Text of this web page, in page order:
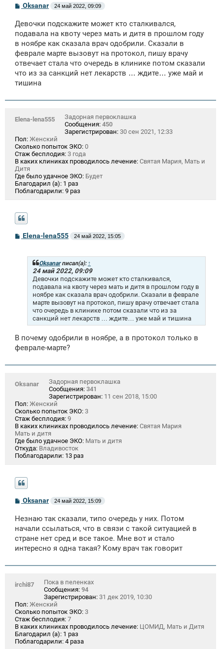
С
б
щ
е
н
и
Oksanar 24 май 2022, 09:09
Девочки подскажите может кто сталкивался,
подавала на квоту через мать и дитя в прошлом году
в ноябре как сказала врач одобрили. Сказали в
феврале марте вызовут на протокол, пишу врачу
отвечает стала что очередь в клинике потом сказали
что из за санкций нет лекарств … ждите… уже май и
тишина
Elena-lena555
Задорная первоклашка
Сообщения: 450
Зарегистрирован: 30 сен 2021, 12:33
Пол: Женский
Сколько попыток ЭКО: 0
Стаж бесплодия: 3 года
В каких клиниках проводилось лечение: Святая Мария, Мать и
Дитя
Где было удачное ЭКО: Будет
Благодарил (а): 1 раз
Поблагодарили: 9 раз
СElena-lena555 24 май 2022, 15:05
Oksanarписал(а): ↑
24 май 2022, 09:09
Девочки подскажите может кто сталкивался,
подавала на квоту через мать и дитя в прошлом году в
ноябре как сказала врач одобрили. Сказали в феврале
марте вызовут на протокол, пишу врачу отвечает стала
что очередь в клинике потом сказали что из за
санкций нет лекарств … ждите… уже май и тишина
В почему одобрили в ноябре, а в протокол только в
феврале-марте?
Oksanar
Задорная первоклашка
Сообщения: 341
Зарегистрирован: 11 сен 2018, 15:00
Пол: Женский
Сколько попыток ЭКО: 3
Стаж бесплодия: 9
В каких клиниках проводилось лечение: Святая Мария
Мать и дитя
Где было удачное ЭКО: Мать и дитя
Откуда: Владивосток
Поблагодарили: 13 раз
С
о
б
щ
н
и
Oksanar 24 май 2022, 15:09
Незнаю так сказали, типо очередь у них. Потом
начали ссылаться, что в связи с такой ситуацией в
стране нет сред и все такое. Мне вот и стало
интересно я одна такая? Кому врач так говорит
irchi87
Пока в пеленках
Сообщения: 94
Зарегистрирован: 31 дек 2019, 10:30
Пол: Женский
Сколько попыток ЭКО: 3
Стаж бесплодия: 7
В каких клиниках проводилось лечение: ЦОМИД, Мать и Дитя
Благодарил (а): 1 раз
Поблагодарили: 4 раза